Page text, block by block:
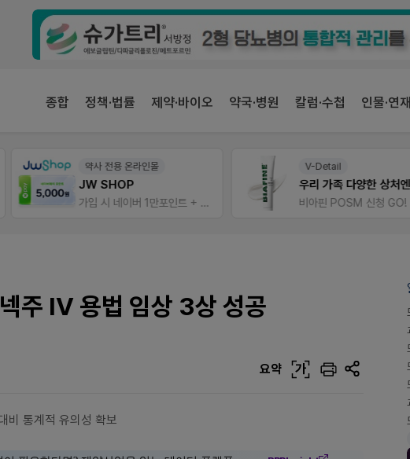
종합 정책·법률 제약·바이오 약국·병원 칼럼·수첩 인물·연재
약사 전용 온라인몰
JW SHOP
가입 시 네이버 1만포인트 + 스벅쿠폰
V-Detail
우리
비아핀 POSM 신청 GO!
주 IV 용법 임상 3상 성공
요약 가
비 통계적 유의성 확보